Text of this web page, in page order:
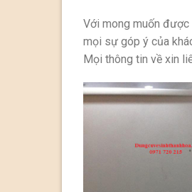
Với mong muốn được
mọi sự góp ý của
Mọi thông tin về xin